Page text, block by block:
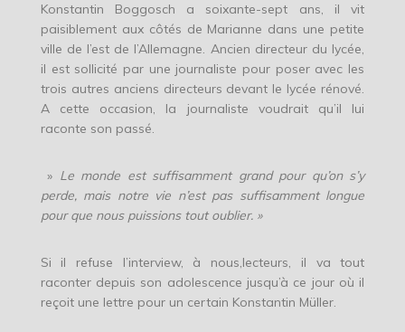
Konstantin Boggosch a soixante-sept ans, il vit
paisiblement aux côtés de Marianne dans une petite
ville de l’est de l’Allemagne. Ancien directeur du lycée,
il est sollicité par une journaliste pour poser avec les
trois autres anciens directeurs devant le lycée rénové.
A cette occasion, la journaliste voudrait qu’il lui
raconte son passé.
» Le monde est suffisamment grand pour qu’on s’y
perde, mais notre vie n’est pas suffisamment longue
pour que nous puissions tout oublier. »
Si il refuse l’interview, à nous,lecteurs, il va tout
raconter depuis son adolescence jusqu’à ce jour où il
reçoit une lettre pour un certain Konstantin Müller.